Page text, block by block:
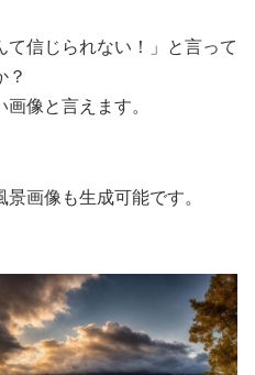
信じられない！」と言って
？
像と言えます。
画像も生成可能です。